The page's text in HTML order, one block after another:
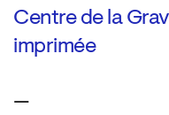
Centre de la
imprimée
—